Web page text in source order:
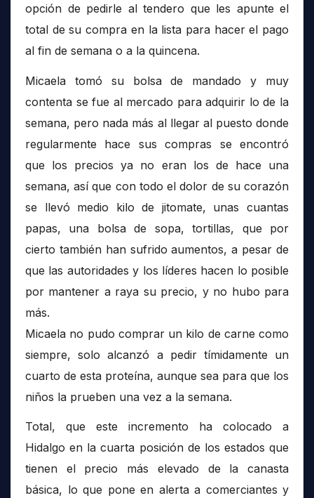
opción de pedirle al tendero que les apunte el
total de su compra en la lista para hacer el pago
al fin de semana o a la quincena.
Micaela tomó su bolsa de mandado y muy
contenta se fue al mercado para adquirir lo de la
semana, pero nada más al llegar al puesto donde
regularmente hace sus compras se encontró
que los precios ya no eran los de hace una
semana, así que con todo el dolor de su corazón
se llevó medio kilo de jitomate, unas cuantas
papas, una bolsa de sopa, tortillas, que por
cierto también han sufrido aumentos, a pesar de
que las autoridades y los líderes hacen lo posible
por mantener a raya su precio, y no hubo para
más.
Micaela no pudo comprar un kilo de carne como
siempre, solo alcanzó a pedir tímidamente un
cuarto de esta proteína, aunque sea para que los
niños la prueben una vez a la semana.
Total, que este incremento ha colocado a
Hidalgo en la cuarta posición de los estados que
tienen el precio más elevado de la canasta
básica, lo que pone en alerta a comerciantes y